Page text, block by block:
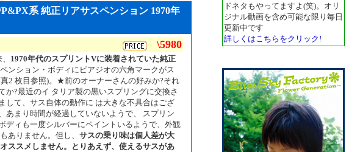
系 純正リアサスペンション 1970年
\5980
1970年代のスプリントVに装着されていた純正
ンション・ボディにピアジオの六角マークがス
2 枚目参照)。★前のオーナーさんの好みか?それ
か?最近のイ タリア製の黒いスプリングに交換さ
して、サス自体の動作に は大きな不具合はござ
あまり時間が経過していないようで、 スプリン
ディも一度シルバーにペイントいるようで、外観
ありません。但し、 サスの乗り味は個人差が大
ススメしません。とりあえず、使えるサスがあ
ドネタもやってますよ(笑)。オリ
ジナル動画を含め可能な限り毎日
更新中です
詳しくはこちらをクリック!